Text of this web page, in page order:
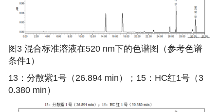
图3 混合标准溶液在520 nm下的色谱图（参考色谱
条件1）
13：分散紫1号（26.894 min）；15：HC红1号（3
0.380 min）